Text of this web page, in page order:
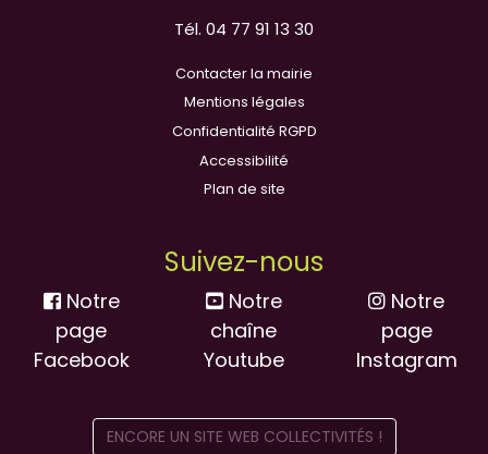
Tél. 04 77 91 13 30
Contacter la mairie
Mentions légales
Confidentialité RGPD
Accessibilité
Plan de site
Suivez-nous
Notre
page
Facebook
Notre
chaîne
Youtube
Notre
page
Instagram
ENCORE UN SITE WEB COLLECTIVITÉS !